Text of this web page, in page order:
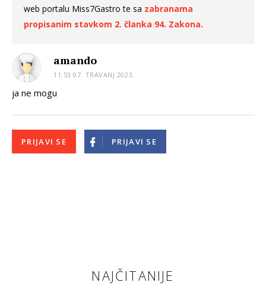
web portalu Miss7Gastro te sa zabranama
propisanim stavkom 2. članka 94. Zakona.
amando
11:53 07. TRAVANJ 2023.
ja ne mogu
PRIJAVI SE PRIJAVI SE
NAJČITANIJE